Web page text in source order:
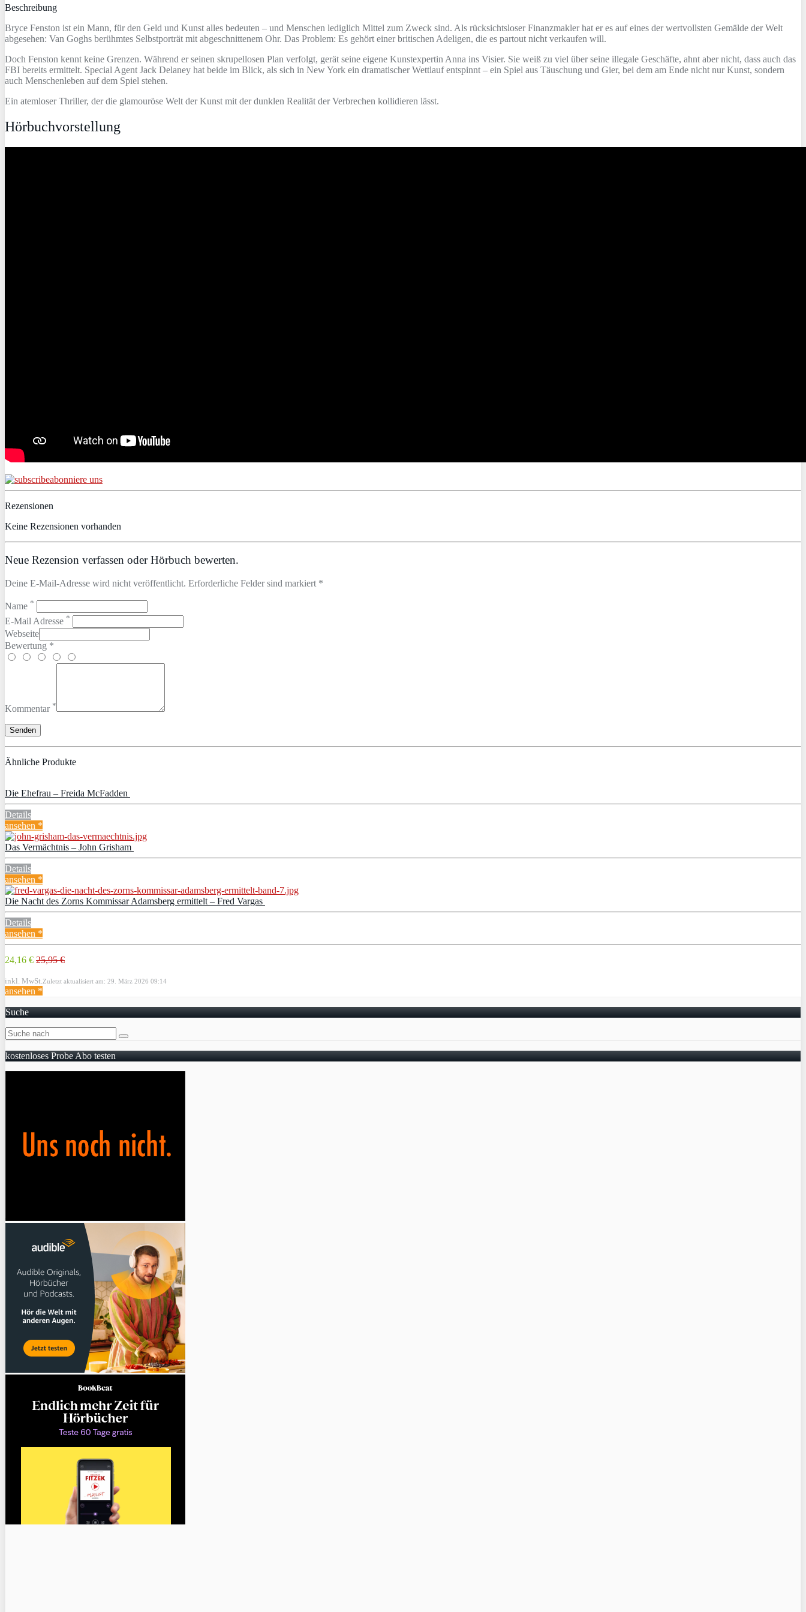
Beschreibung
Bryce Fenston ist ein Mann, für den Geld und Kunst alles bedeuten – und Menschen lediglich Mittel zum Zweck sind. Als rücksichtsloser Finanzmakler hat er es auf eines der wertvollsten Gemälde der Welt
abgesehen: Van Goghs berühmtes Selbstporträt mit abgeschnittenem Ohr. Das Problem: Es gehört einer britischen Adeligen, die es partout nicht verkaufen will.
Doch Fenston kennt keine Grenzen. Während er seinen skrupellosen Plan verfolgt, gerät seine eigene Kunstexpertin Anna ins Visier. Sie weiß zu viel über seine illegale Geschäfte, ahnt aber nicht, dass auch das
FBI bereits ermittelt. Special Agent Jack Delaney hat beide im Blick, als sich in New York ein dramatischer Wettlauf entspinnt – ein Spiel aus Täuschung und Gier, bei dem am Ende nicht nur Kunst, sondern
auch Menschenleben auf dem Spiel stehen.
Ein atemloser Thriller, der die glamouröse Welt der Kunst mit der dunklen Realität der Verbrechen kollidieren lässt.
Hörbuchvorstellung
abonniere uns
Rezensionen
Keine Rezensionen vorhanden
Neue Rezension verfassen oder Hörbuch bewerten.
Deine E-Mail-Adresse wird nicht veröffentlicht. Erforderliche Felder sind markiert *
Name *
E-Mail Adresse *
Webseite
Bewertung *
Kommentar *
Ähnliche Produkte
Die Ehefrau – Freida McFadden
Details
ansehen *
Das Vermächtnis – John Grisham
Details
ansehen *
Die Nacht des Zorns Kommissar Adamsberg ermittelt – Fred Vargas
Details
ansehen *
24,16 € 25,95 €
inkl. MwSt. Zuletzt aktualisiert am: 29. März 2026 09:14
ansehen *
Suche
kostenloses Probe Abo testen